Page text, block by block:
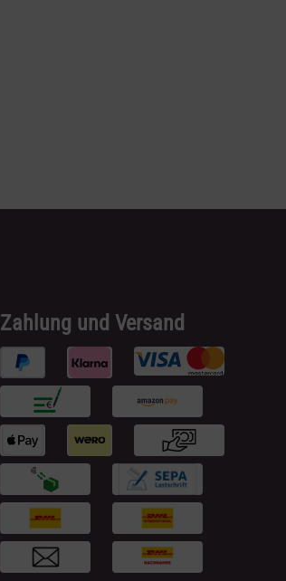
Zahlung und Versand